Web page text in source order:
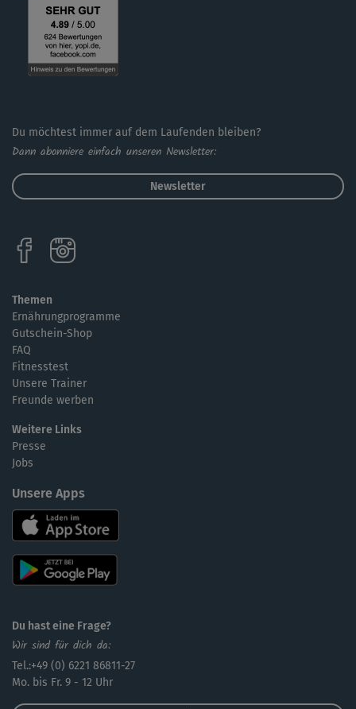
Tipp: Wenn du das Tabata-Training noch nicht kennst,
solltest du dir vorher einmal die Erklärungen der High
Intensity Intervall-Übungen im Komplettkurs anschauen.
Du möchtest immer auf dem Laufenden bleiben?
Dann abonniere einfach unseren Newsletter:
Newsletter
Themen
Ernährungprogramme
Gutschein-Shop
FAQ
Fitnesstest
Unsere Trainer
Freunde werben
Weitere Links
Presse
Jobs
Unsere Apps
Du hast eine Frage?
Wir sind für dich da:
Tel.:+49 (0) 6221 86811-27
Mo. bis Fr. 9 - 12 Uhr